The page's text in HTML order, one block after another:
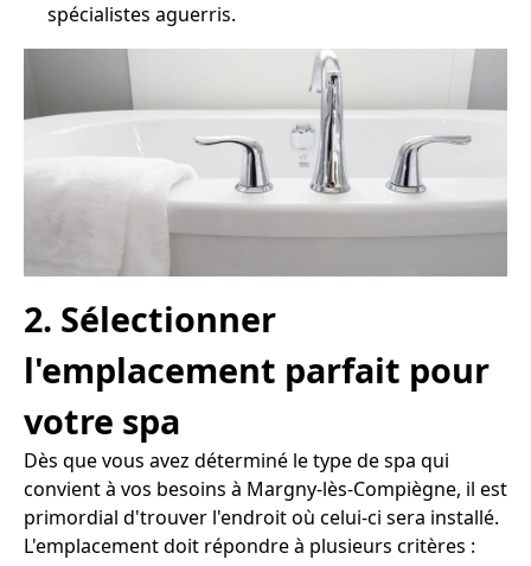
spécialistes aguerris.
2. Sélectionner
l'emplacement parfait pour
votre spa
Dès que vous avez déterminé le type de spa qui
convient à vos besoins à Margny-lès-Compiègne, il est
primordial d'trouver l'endroit où celui-ci sera installé.
L'emplacement doit répondre à plusieurs critères :